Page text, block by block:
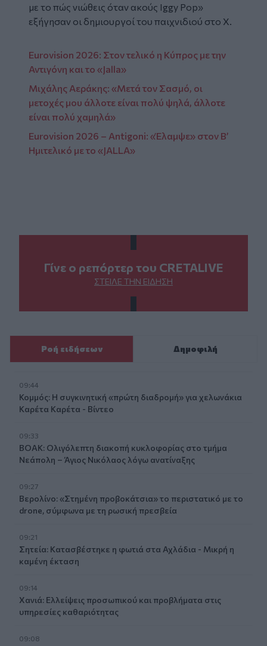
με το πώς νιώθεις όταν ακούς Iggy Pop»
εξήγησαν οι δημιουργοί του παιχνιδιού στο X.
Eurovision 2026: Στον τελικό η Κύπρος με την
Αντιγόνη και το «Jalla»
Μιχάλης Αεράκης: «Μετά τον Σασμό, οι
μετοχές μου άλλοτε είναι πολύ ψηλά, άλλοτε
είναι πολύ χαμηλά»
Eurovision 2026 – Antigoni: «Έλαμψε» στον Β’
Ημιτελικό με το «JALLA»
Γίνε ο ρεπόρτερ του CRETALIVE
ΣΤΕΊΛΕ ΤΗΝ ΕΊΔΗΣΗ
Ροή ειδήσεων Δημοφιλή
09:44
Κομμός: Η συγκινητική «πρώτη διαδρομή» για χελωνάκια
Καρέτα Καρέτα - Βίντεο
09:33
ΒΟΑΚ: Ολιγόλεπτη διακοπή κυκλοφορίας στο τμήμα
Νεάπολη – Άγιος Νικόλαος λόγω ανατίναξης
09:27
Βερολίνο: «Στημένη προβοκάτσια» το περιστατικό με το
drone, σύμφωνα με τη ρωσική πρεσβεία
09:21
Σητεία: Κατασβέστηκε η φωτιά στα Αχλάδια - Μικρή η
καμένη έκταση
09:14
Χανιά: Ελλείψεις προσωπικού και προβλήματα στις
υπηρεσίες καθαριότητας
09:08